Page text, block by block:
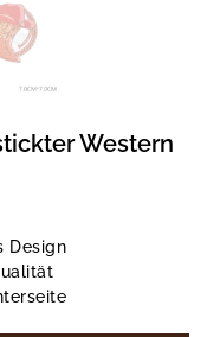
Western
Design